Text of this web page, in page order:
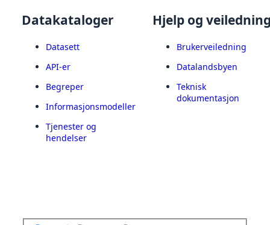
Datakataloger
Datasett
API-er
Begreper
Informasjonsmodeller
Tjenester og
hendelser
Hjelp og
Brukerveiledning
Datalandsbyen
Teknisk
dokumentasjon